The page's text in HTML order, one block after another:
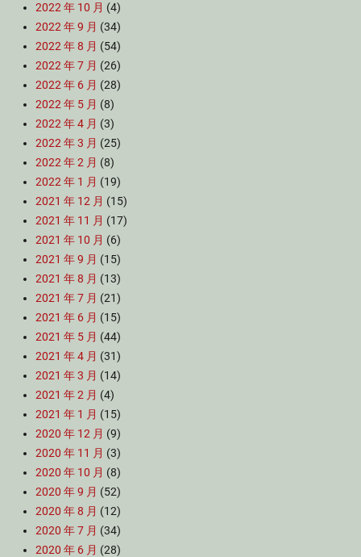
2022 年 10 月 (4)
2022 年 9 月 (34)
2022 年 8 月 (54)
2022 年 7 月 (26)
2022 年 6 月 (28)
2022 年 5 月 (8)
2022 年 4 月 (3)
2022 年 3 月 (25)
2022 年 2 月 (8)
2022 年 1 月 (19)
2021 年 12 月 (15)
2021 年 11 月 (17)
2021 年 10 月 (6)
2021 年 9 月 (15)
2021 年 8 月 (13)
2021 年 7 月 (21)
2021 年 6 月 (15)
2021 年 5 月 (44)
2021 年 4 月 (31)
2021 年 3 月 (14)
2021 年 2 月 (4)
2021 年 1 月 (15)
2020 年 12 月 (9)
2020 年 11 月 (3)
2020 年 10 月 (8)
2020 年 9 月 (52)
2020 年 8 月 (12)
2020 年 7 月 (34)
2020 年 6 月 (28)